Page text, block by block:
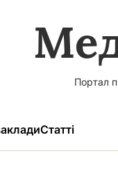
Портал
Статті